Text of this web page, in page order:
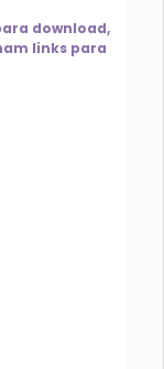
download,
links para